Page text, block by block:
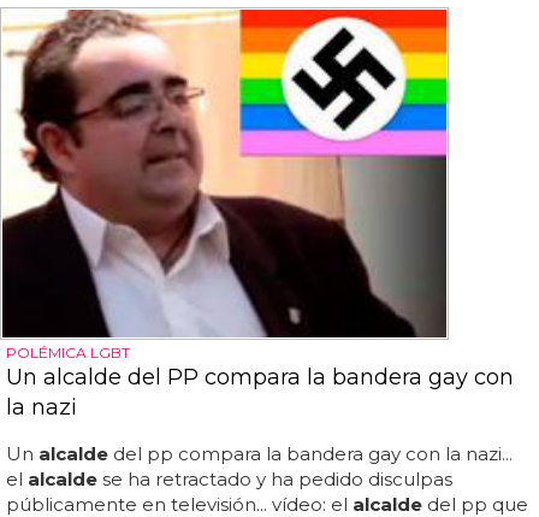
POLÉMICA LGBT
Un alcalde del PP compara la bandera gay con
la nazi
Un alcalde del pp compara la bandera gay con la nazi...
el alcalde se ha retractado y ha pedido disculpas
públicamente en televisión... vídeo: el alcalde del pp que